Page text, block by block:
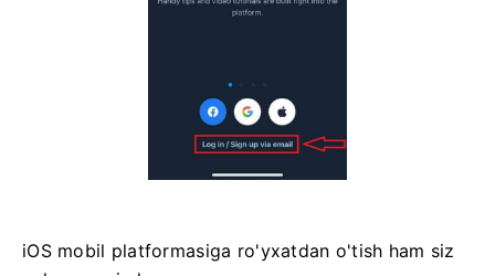
iOS mobil platformasiga ro'yxatdan o'tish ham siz